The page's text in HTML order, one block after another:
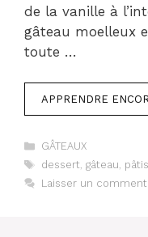
de la vanille à
gâteau moelleux
toute …
APPRENDRE
Catégories
GÂTEAUX
Étiquettes
dessert, gâteau,
Laisser un